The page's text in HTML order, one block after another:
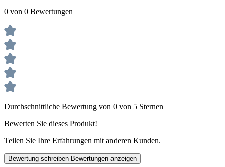
0 von 0 Bewertungen
Durchschnittliche Bewertung von 0 von 5 Sternen
Bewerten Sie dieses Produkt!
Teilen Sie Ihre Erfahrungen mit anderen Kunden.
Bewertung schreiben Bewertungen anzeigen